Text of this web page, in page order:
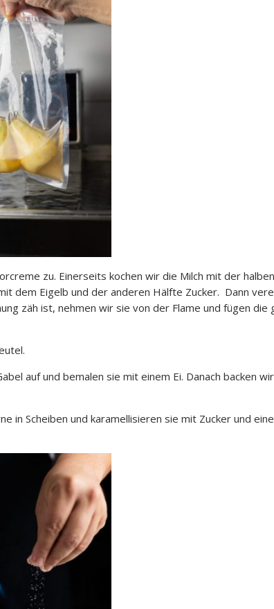
zu. Einerseits kochen wir die Milch mit der halben
dem Eigelb und der anderen Hälfte Zucker. Dann
zäh ist, nehmen wir sie von der Flame und fügen die
auf und bemalen sie mit einem Ei. Danach backen
in Scheiben und karamellisieren sie mit Zucker und